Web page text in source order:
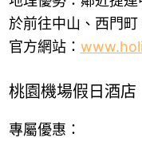
於前往中山、西門町
官方網站：
桃園機場假日酒店
專屬優惠：